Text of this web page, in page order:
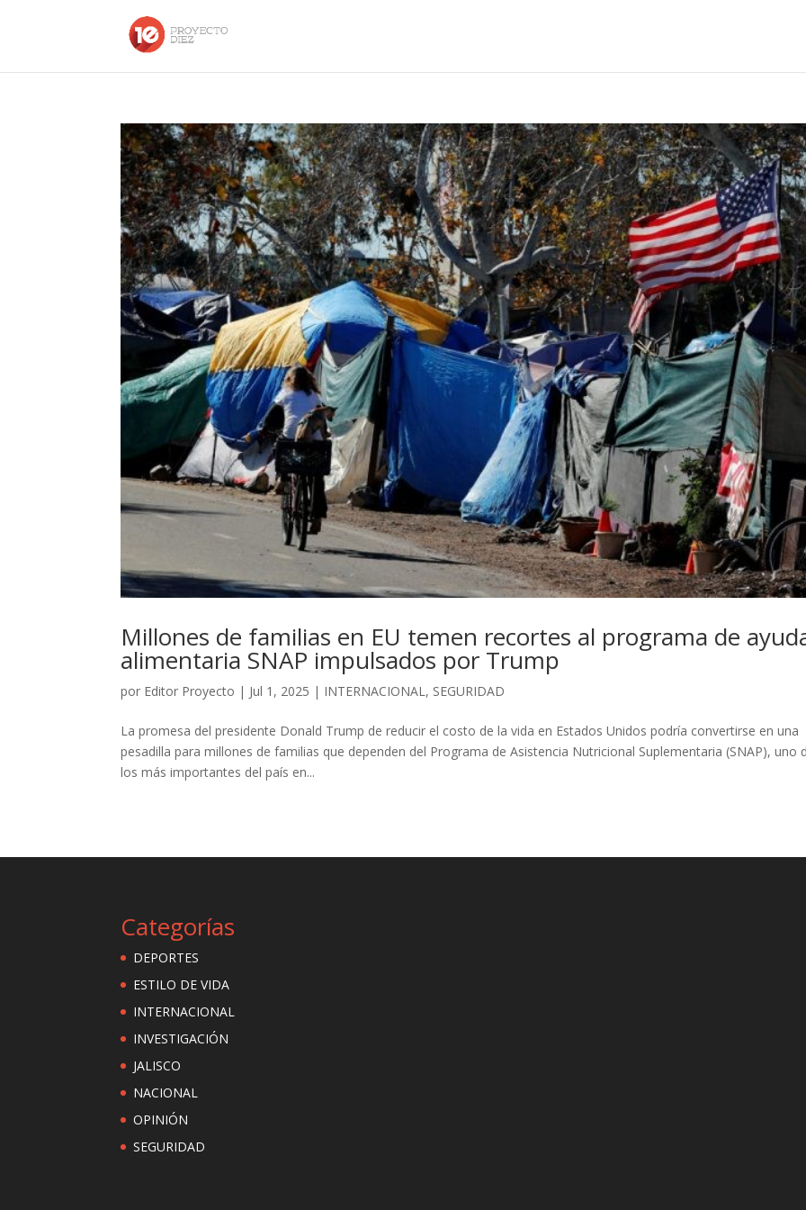
Millones de familias en EU temen recortes al programa de
alimentaria SNAP impulsados por Trump
por Editor Proyecto | Jul 1, 2025 | INTERNACIONAL, SEGURIDAD
La promesa del presidente Donald Trump de reducir el costo de la vida en Estados Unidos podría convertirse en una
pesadilla para millones de familias que dependen del Programa de Asistencia Nutricional Suplementaria (SNAP), uno
los más importantes del país en...
Categorías
DEPORTES
ESTILO DE VIDA
INTERNACIONAL
INVESTIGACIÓN
JALISCO
NACIONAL
OPINIÓN
SEGURIDAD